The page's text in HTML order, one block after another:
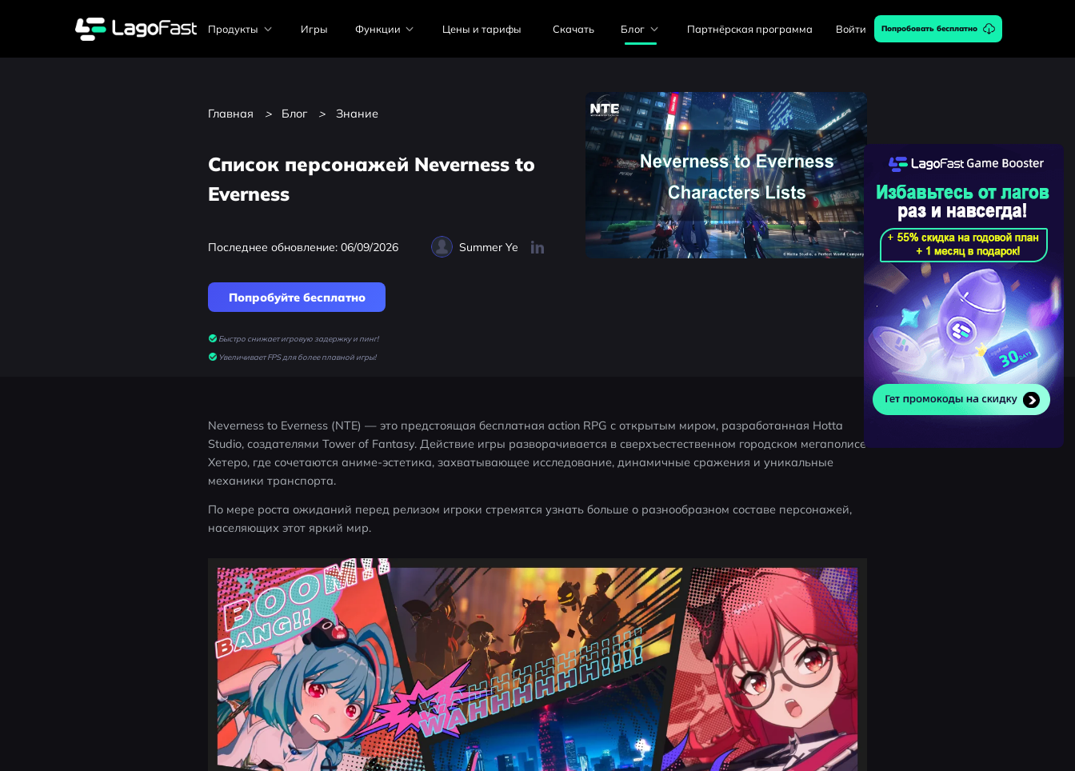
Продукты Игры Функции Цены и тарифы Скачать Блог Партнёрская программа Войти Попробовать бесплатно
Главная > Блог > Знание
Список персонажей Neverness to
Everness
Последнее обновление: 06/09/2026 Summer Ye
Попробуйте бесплатно
Быстро снижает игровую задержку и пинг!
Увеличивает FPS для более плавной игры!
Neverness to Everness (NTE) — это предстоящая бесплатная action RPG с открытым миром, разработанная Hotta
Studio, создателями Tower of Fantasy. Действие игры разворачивается в сверхъестественном городском мегаполисе
Хетеро, где сочетаются аниме-эстетика, захватывающее исследование, динамичные сражения и уникальные
механики транспорта.
По мере роста ожиданий перед релизом игроки стремятся узнать больше о разнообразном составе персонажей,
населяющих этот яркий мир.